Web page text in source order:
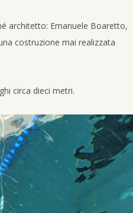
architetto: Emanuele Boaretto,
costruzione mai realizzata
circa dieci metri.